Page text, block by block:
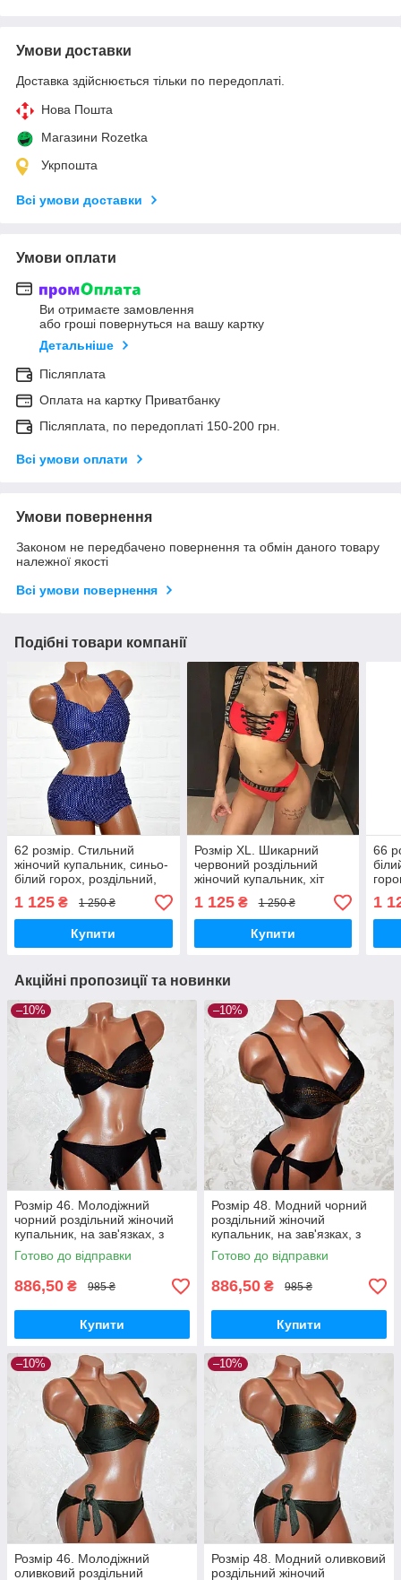
Умови доставки
Доставка здійснюється тільки по передоплаті.
Нова Пошта
Магазини Rozetka
Укрпошта
Всі умови доставки
Умови оплати
Ви отримаєте замовлення
або гроші повернуться на вашу картку
Детальніше
Післяплата
Оплата на картку Приватбанку
Післяплата, по передоплаті 150-200 грн.
Всі умови оплати
Умови повернення
Законом не передбачено повернення та обмін даного товару
належної якості
Всі умови повернення
Подібні товари компанії
62 розмір. Стильний
жіночий купальник, синьо-
білий горох, роздільний,
1 125 ₴ 1 250 ₴
Купити
Розмір XL. Шикарний
червоний роздільний
жіночий купальник, хіт
сезону, труси бразиліана
1 125₴ 1 250 ₴
Купити
66
1
Акційні пропозиції та новинки
–10%
Розмір 46. Молодіжний
чорний роздільний жіночий
купальник, на зав'язках, з
пуш-ап
Готово до відправки
886,50 ₴ 985 ₴
Купити
–10%
Розмір 48. Модний чорний
роздільний жіночий
купальник, на зав'язках, з
пуш-ап
Готово до відправки
886,50 ₴ 985 ₴
Купити
–10%
Розмір 46. Молодіжний
оливковий роздільний
–10%
Розмір 48. Модний оливковий
роздільний жіночий